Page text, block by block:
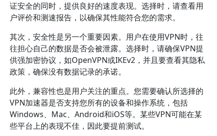
证安全的同时，提供良好的速度表现。选择时，请查看用
户评价和测速报告，以确保其性能符合您的需求。
其次，安全性是另一个重要因素。用户在使用VPN时，往
往担心自己的数据是否会被泄露。选择时，请确保VPN提
供强加密协议，如OpenVPN或IKEv2，并且要查看其隐私
政策，确保没有数据记录的承诺。
此外，兼容性也是用户关注的重点。您需要确认所选择的
VPN加速器是否支持您所有的设备和操作系统，包括
Windows、Mac、Android和iOS等。某些VPN可能在某
些平台上的表现不佳，因此要提前测试。